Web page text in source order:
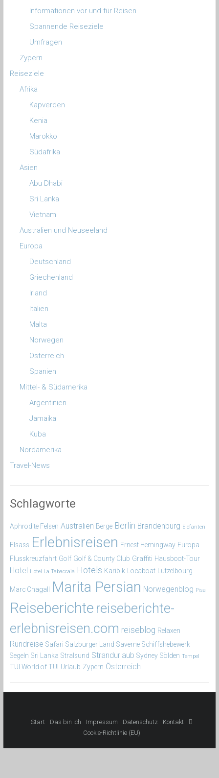
Informationen vor und für Reisen
Spannende Reiseziele
Umfragen
Zypern
Reiseziele
Afrika
Kapverden
Kenia
Marokko
Südafrika
Asien
Abu Dhabi
Sri Lanka
Vietnam
Australien und Neuseeland
Europa
Deutschland
Griechenland
Irland
Italien
Malta
Norwegen
Österreich
Spanien
Mittel- & Südamerika
Argentinien
Jamaika
Kuba
Nordamerika
Travel-News
Schlagworte
Aphrodite Felsen Australien Berge Berlin Brandenburg Elefanten
Elsass Erlebnisreisen Ernest Hemingway Europa
Flusskreuzfahrt Golf Golf & County Club Graffiti Hausboot-Tour
Hotel Hotel La Tabaccaia Hotels Karibik Locaboat Lutzelbourg
Marc Chagall Marita Persian Norwegenblog Pisa
Reiseberichte reiseberichte-
erlebnisreisen.com reiseblog Relaxen
Rundreise Safari Salzburger Land Saverne Schiffshebewerk
Segeln Sri Lanka Stralsund Strandurlaub Sydney Sölden Tempel
TUI World of TUI Urlaub Zypern Österreich
Start Das bin ich Impressum Datenschutz Kontakt

Cookie-Richtlinie (EU)